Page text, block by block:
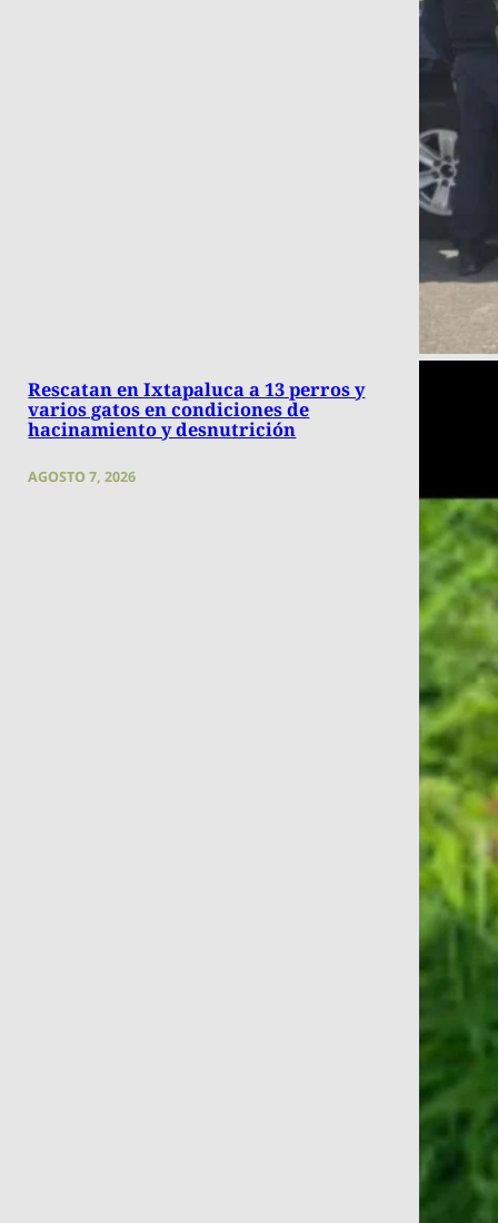
Rescatan en Ixtapaluca a 13 perros y
varios gatos en condiciones de
hacinamiento y desnutrición
AGOSTO 7, 2026